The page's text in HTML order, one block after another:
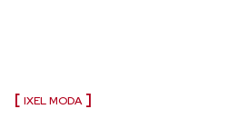
IXEL MODA